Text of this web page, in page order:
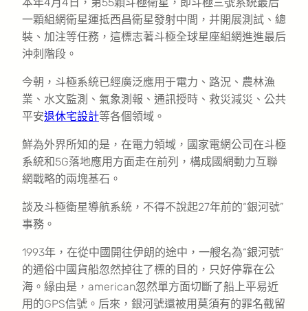
一顆組網衛星運抵西昌衛星發射中間，并開展測試、總
裝、加注等任務，這標志著斗極全球星座組網進進最后
沖刺階段。
今朝，斗極系統已經廣泛應用于電力、路況、農林漁
業、水文監測、氣象測報、通訊授時、救災減災、公共
平安退休宅設計等各個領域。
鮮為外界所知的是，在電力領域，國家電網公司在斗極
系統和5G落地應用方面走在前列，構成國網動力互聯
網戰略的兩塊基石。
談及斗極衛星導航系統，不得不說起27年前的“銀河號”
事務。
1993年，在從中國開往伊朗的途中，一艘名為“銀河號”
的通俗中國貨船忽然掉往了標的目的，只好停靠在公
海。緣由是，american忽然單方面切斷了船上平易近
用的GPS信號。后來，銀河號還被用莫須有的罪名截留